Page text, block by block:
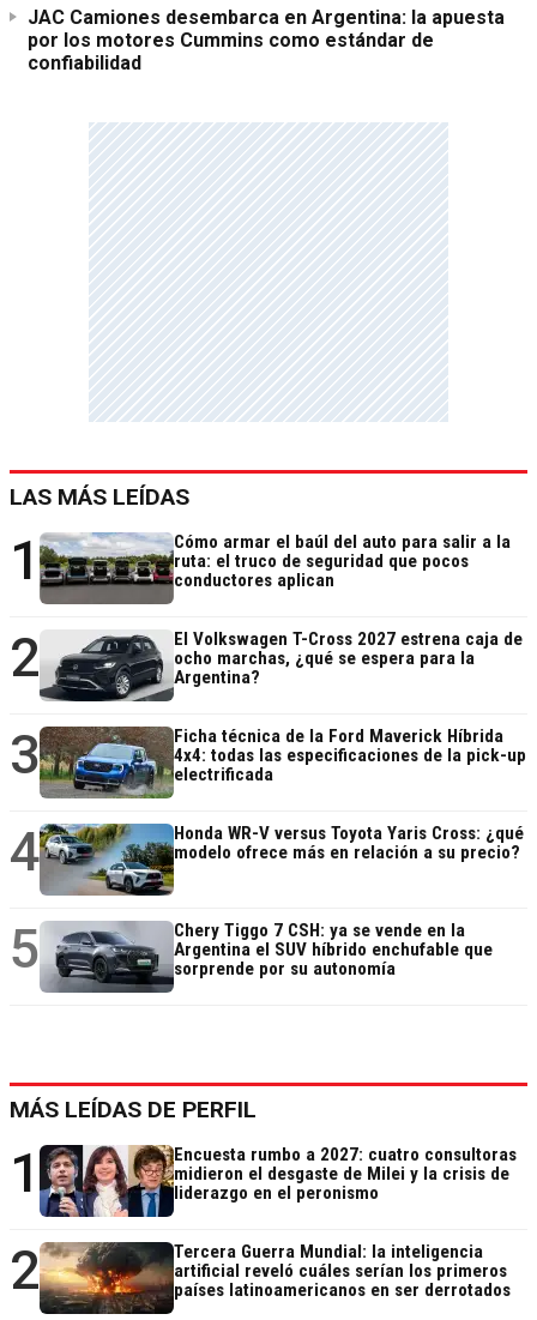
JAC Camiones desembarca en Argentina: la apuesta
por los motores Cummins como estándar de
confiabilidad
LAS MÁS LEÍDAS
1
Cómo armar el baúl del auto para salir a la
ruta: el truco de seguridad que pocos
conductores aplican
2
El Volkswagen T-Cross 2027 estrena caja de
ocho marchas, ¿qué se espera para la
Argentina?
3
Ficha técnica de la Ford Maverick Híbrida
4x4: todas las especificaciones de la pick-up
electrificada
4
Honda WR-V versus Toyota Yaris Cross: ¿qué
modelo ofrece más en relación a su precio?
5
Chery Tiggo 7 CSH: ya se vende en la
Argentina el SUV híbrido enchufable que
sorprende por su autonomía
MÁS LEÍDAS DE PERFIL
1
Encuesta rumbo a 2027: cuatro consultoras
midieron el desgaste de Milei y la crisis de
liderazgo en el peronismo
2
Tercera Guerra Mundial: la inteligencia
artificial reveló cuáles serían los primeros
países latinoamericanos en ser derrotados